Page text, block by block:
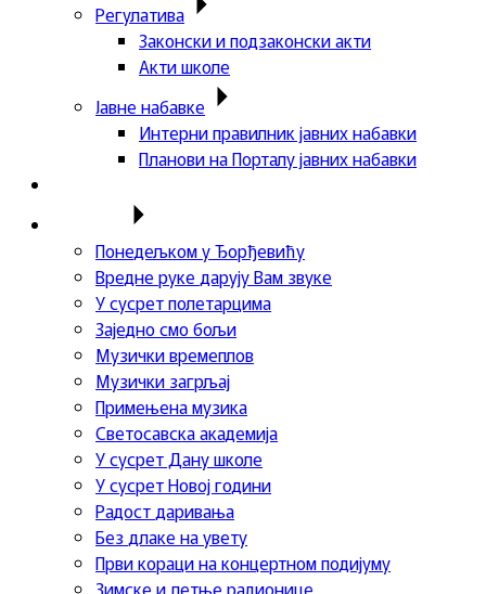
Регулатива
Законски и подзаконски акти
Акти школе
Јавне набавке
Интерни правилник јавних набавки
Планови на Порталу јавних набавки
Понедељком у Ђорђевићу
Вредне руке дарују Вам звуке
У сусрет полетарцима
Заједно смо бољи
Музички времеплов
Музички загрљај
Примењена музика
Светосавска академија
У сусрет Дану школе
У сусрет Новој години
Радост даривања
Без длаке на увету
Први кораци на концертном подијуму
Зимске и летње радионице